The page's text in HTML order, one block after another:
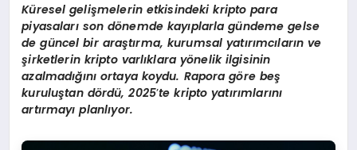
Küresel gelişmelerin etkisindeki kripto para
piyasaları son dönemde kayıplarla gündeme gelse
de güncel bir araştırma, kurumsal yatırımcıların ve
şirketlerin kripto varlıklara yönelik ilgisinin
azalmadığını ortaya koydu. Rapora göre beş
kuruluştan dördü, 2025’te kripto yatırımlarını
artırmayı planlıyor.